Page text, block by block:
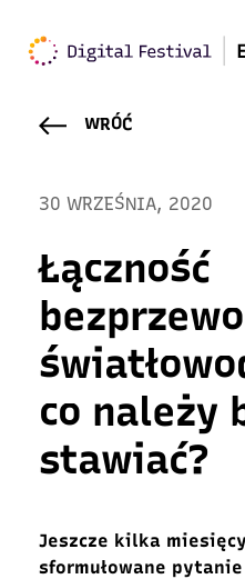
WRÓĆ
30 WRZEŚNIA, 2020
Łączność
co należy
stawiać?
Jeszcze kilka
sformułowane